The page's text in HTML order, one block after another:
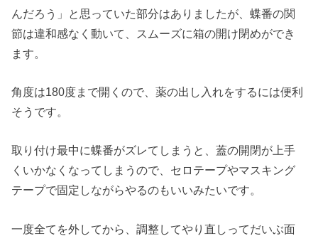
んだろう」と思っていた部分はありましたが、蝶番の関
節は違和感なく動いて、スムーズに箱の開け閉めができ
ます。
角度は180度まで開くので、薬の出し入れをするには便利
そうです。
取り付け最中に蝶番がズレてしまうと、蓋の開閉が上手
くいかなくなってしまうので、セロテープやマスキング
テープで固定しながらやるのもいいみたいです。
一度全てを外してから、調整してやり直しってだいぶ面